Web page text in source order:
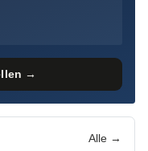
→
Alle →